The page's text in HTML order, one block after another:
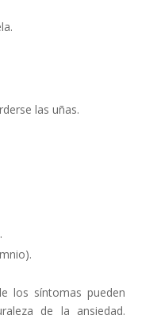
las uñas.
los síntomas pueden
de la ansiedad.